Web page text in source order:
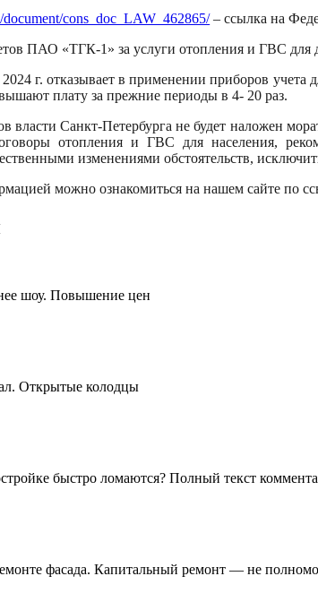
cons_doc_LAW_462865/– ссылка на
ПАО «ТГК-1» за услуги отопления и ГВС для
г. отказывает в применении приборов учета
плату за прежние периоды в 4- 20 раз.
власти Санкт-Петербурга не будет наложен
отопления и ГВС для населения,
изменениями обстоятельств,
можно ознакомиться на нашем сайте по
шоу. Повышение цен
Открытые колодцы
быстро ломаются? Полный текст
фасада. Капитальный ремонт — не